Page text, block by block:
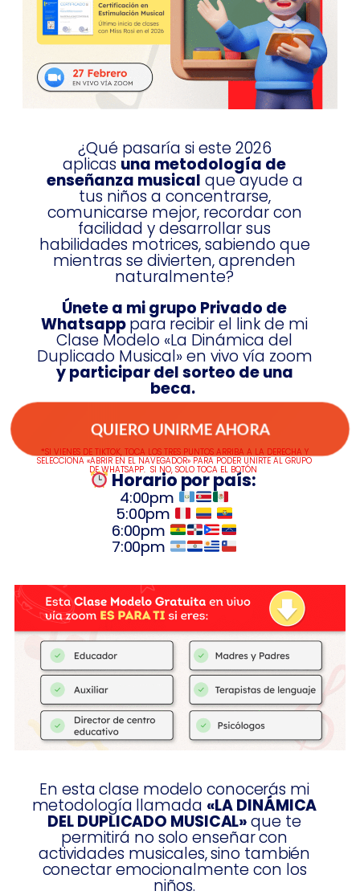
¿Qué pasaría si este 2026
aplicas una metodología de
enseñanza musical que ayude a
tus niños a concentrarse,
comunicarse mejor, recordar con
facilidad y desarrollar sus
habilidades motrices, sabiendo que
mientras se divierten, aprenden
naturalmente?
Únete a mi grupo Privado de
Whatsapppara recibir el link de mi
Clase Modelo «La Dinámica del
Duplicado Musical» en vivo vía zoom
y participar del sorteo de una
beca.
QUIERO UNIRME AHORA
*SI VIENES DE TIKTOK, TOCA LOS TRES PUNTOS ARRIBA A LA DERECHA Y
SELECCIONA «ABRIR EN EL NAVEGADOR» PARA PODER UNIRTE AL GRUPO
DE WHATSAPP. SI NO, SOLO TOCA EL BOTÓN
Horario por país:
4:00pm
5:00pm
6:00pm
7:00pm
En esta clase modelo conocerás mi
metodología llamada «LA DINÁMICA
DEL DUPLICADO MUSICAL»que te
permitirá no solo enseñar con
actividades musicales, sino también
conectar emocionalmente con los
niños.